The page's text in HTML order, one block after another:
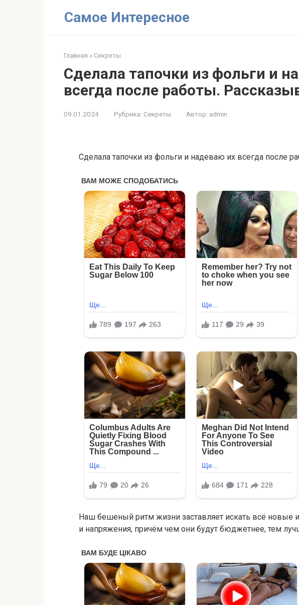
Самое Интересное
Главная » Секреты
Сделала тапочки из фольги и
всегда после работы.
09.01.2024 Рубрика: Секреты Автор: admin
Сделала тапочки из фольги и надеваю их всегда после
Наш бешеный ритм жизни заставляет искать всё новые
и напряжения, причём чем они будут бюджетнее, тем